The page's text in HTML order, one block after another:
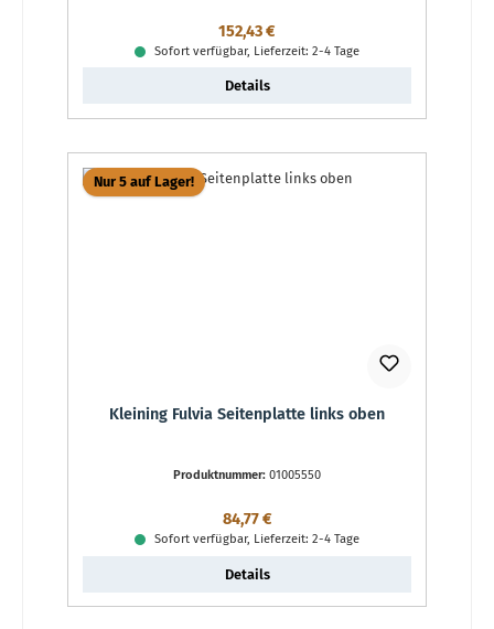
Regulärer Preis:
152,43 €
Sofort verfügbar, Lieferzeit: 2-4 Tage
Details
Nur 5 auf Lager!
Kleining Fulvia Seitenplatte links oben
Produktnummer: 01005550
Regulärer Preis:
84,77 €
Sofort verfügbar, Lieferzeit: 2-4 Tage
Details